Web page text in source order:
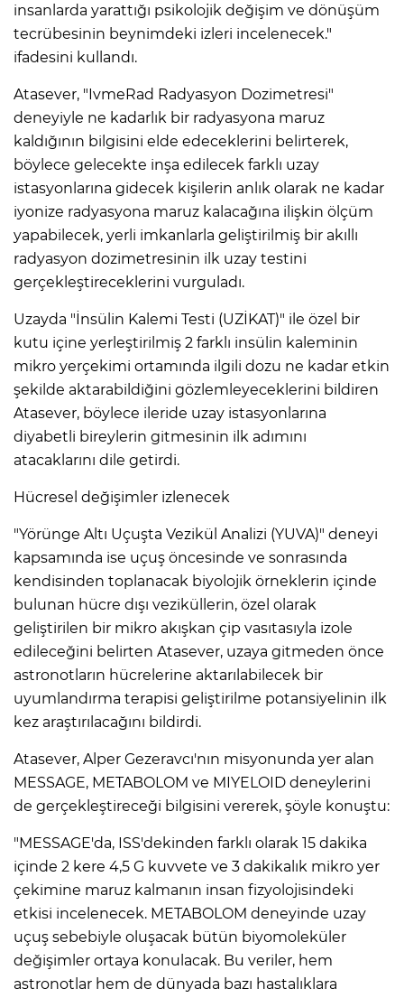
insanlarda yarattığı psikolojik değişim ve dönüşüm
tecrübesinin beynimdeki izleri incelenecek."
ifadesini kullandı.
Atasever, "IvmeRad Radyasyon Dozimetresi"
deneyiyle ne kadarlık bir radyasyona maruz
kaldığının bilgisini elde edeceklerini belirterek,
böylece gelecekte inşa edilecek farklı uzay
istasyonlarına gidecek kişilerin anlık olarak ne kadar
iyonize radyasyona maruz kalacağına ilişkin ölçüm
yapabilecek, yerli imkanlarla geliştirilmiş bir akıllı
radyasyon dozimetresinin ilk uzay testini
gerçekleştireceklerini vurguladı.
Uzayda "İnsülin Kalemi Testi (UZİKAT)" ile özel bir
kutu içine yerleştirilmiş 2 farklı insülin kaleminin
mikro yerçekimi ortamında ilgili dozu ne kadar etkin
şekilde aktarabildiğini gözlemleyeceklerini bildiren
Atasever, böylece ileride uzay istasyonlarına
diyabetli bireylerin gitmesinin ilk adımını
atacaklarını dile getirdi.
Hücresel değişimler izlenecek
"Yörünge Altı Uçuşta Vezikül Analizi (YUVA)" deneyi
kapsamında ise uçuş öncesinde ve sonrasında
kendisinden toplanacak biyolojik örneklerin içinde
bulunan hücre dışı veziküllerin, özel olarak
geliştirilen bir mikro akışkan çip vasıtasıyla izole
edileceğini belirten Atasever, uzaya gitmeden önce
astronotların hücrelerine aktarılabilecek bir
uyumlandırma terapisi geliştirilme potansiyelinin ilk
kez araştırılacağını bildirdi.
Atasever, Alper Gezeravcı'nın misyonunda yer alan
MESSAGE, METABOLOM ve MIYELOID deneylerini
de gerçekleştireceği bilgisini vererek, şöyle konuştu:
"MESSAGE'da, ISS'dekinden farklı olarak 15 dakika
içinde 2 kere 4,5 G kuvvete ve 3 dakikalık mikro yer
çekimine maruz kalmanın insan fizyolojisindeki
etkisi incelenecek. METABOLOM deneyinde uzay
uçuş sebebiyle oluşacak bütün biyomoleküler
değişimler ortaya konulacak. Bu veriler, hem
astronotlar hem de dünyada bazı hastalıklara